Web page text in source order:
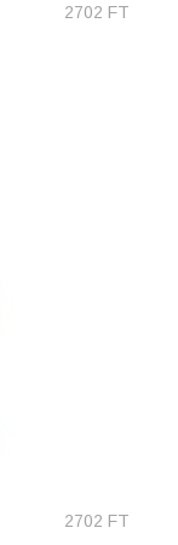
2702 FT
2702 FT